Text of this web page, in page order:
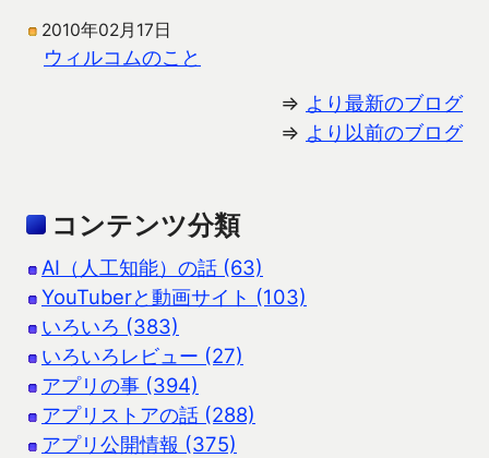
2010年02月17日
ウィルコムのこと
⇒ より最新のブログ
⇒ より以前のブログ
コンテンツ分類
AI（人工知能）の話 (63)
YouTuberと動画サイト (103)
いろいろ (383)
いろいろレビュー (27)
アプリの事 (394)
アプリストアの話 (288)
アプリ公開情報 (375)